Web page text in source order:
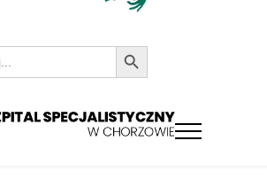
Search Button